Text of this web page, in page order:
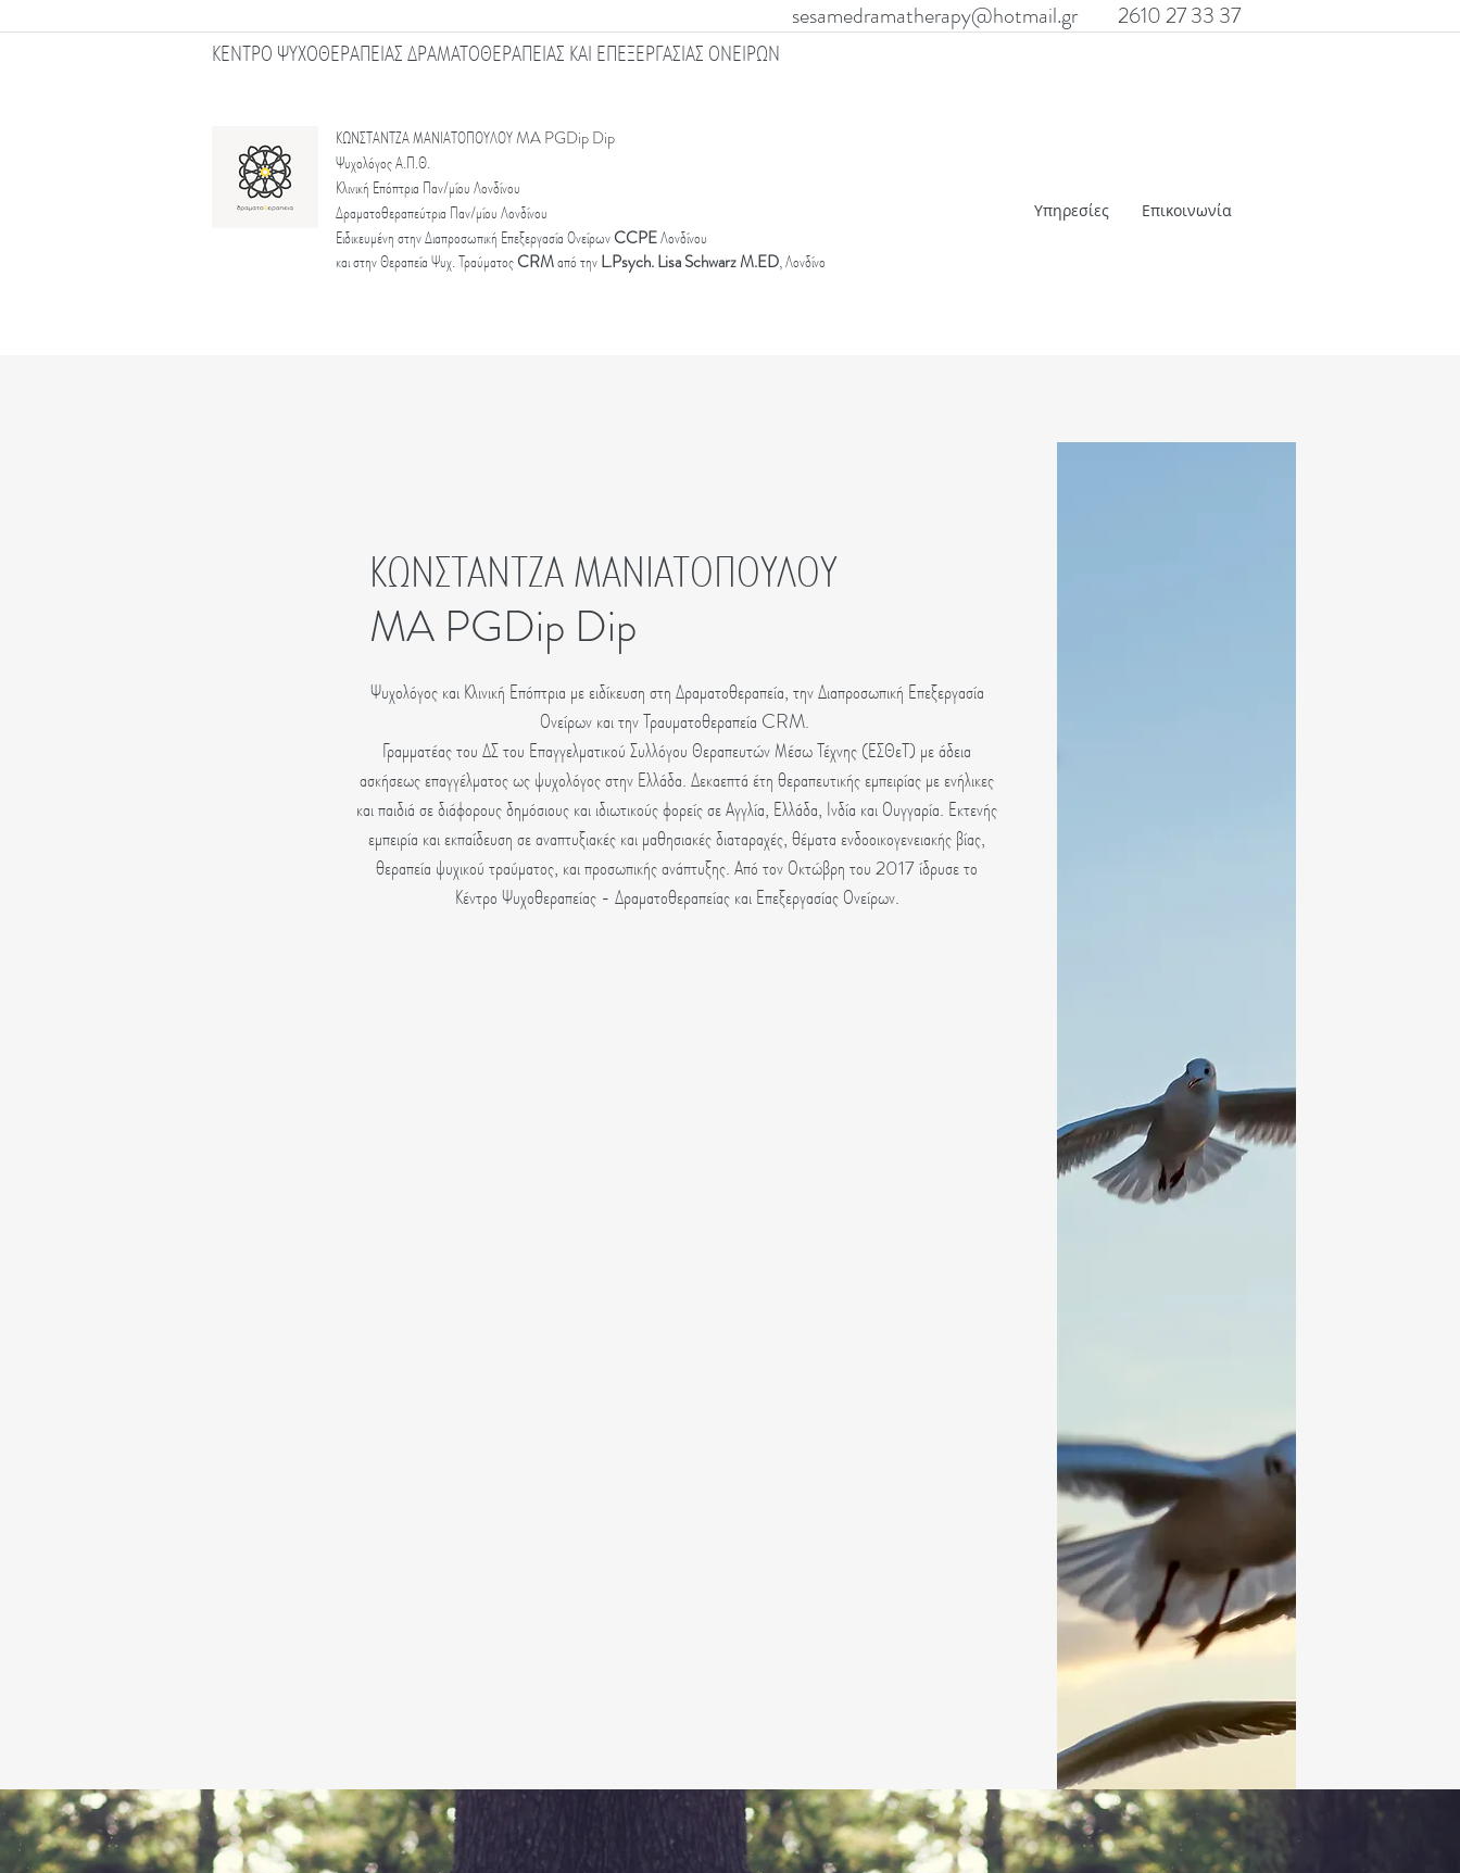
sesamedramatherapy@hotmail.gr
2610 27 33 37
ΚΕΝΤΡΟ ΨΥΧΟΘΕΡΑΠΕΙΑΣ ΔΡΑΜΑΤΟΘΕΡΑΠΕΙΑΣ ΚΑΙ ΕΠΕΞΕΡΓΑΣΙΑΣ ΟΝΕΙΡΩΝ
ΚΩΝΣΤΑΝΤΖΑ ΜΑΝΙΑΤΟΠΟΥΛΟΥ MA PGDip Dip
Ψυχολόγος Α.Π.Θ.
Κλινική Επόπτρια Παν/μίου Λονδίνου
Δραματοθεραπεύτρια Παν/μίου Λονδίνου
Ειδικευμένη στην Διαπροσωπική Επεξεργασία ΟνείρωνCCPEΛονδίνου
καιστην Θεραπεία Ψυχ. ΤραύματοςCRMαπό τηνL.Psych. Lisa Schwarz M.ED, Λονδίνο
Υπηρεσίες Επικοινωνία
ΚΩΝΣΤΑΝΤΖΑ ΜΑΝΙΑΤΟΠΟΥΛΟΥ
MA PGDip Dip
Ψυχολόγος και Κλινική Επόπτρια με ειδίκευση στη Δραματοθεραπεία, την Διαπροσωπική Επεξεργασία
Ονείρων και την Τραυματοθεραπεία CRM.
Γραμματέας του ΔΣ του Επαγγελματικού Συλλόγου Θεραπευτών Μέσω Τέχνης (ΕΣΘεΤ) με άδεια
ασκήσεως επαγγέλματος ως ψυχολόγος στην Ελλάδα. Δεκαεπτά έτη θεραπευτικής εμπειρίας με ενήλικες
και παιδιά σε διάφορους δημόσιους και ιδιωτικούς φορείς σε Αγγλία, Ελλάδα, Ινδία και Ουγγαρία. Εκτενής
εμπειρία και εκπαίδευση σε αναπτυξιακές και μαθησιακές διαταραχές, θέματα ενδοοικογενειακής βίας,
θεραπεία ψυχικού τραύματος, και προσωπικής ανάπτυξης. Από τον Οκτώβρη του 2017 ίδρυσε το
Κέντρο Ψυχοθεραπείας - Δραματοθεραπείας και Επεξεργασίας Ονείρων.